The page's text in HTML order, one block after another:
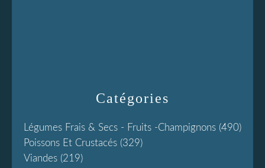
Catégories
Légumes Frais & Secs - Fruits -champignons (490)
Poissons Et Crustacés (329)
Viandes (219)